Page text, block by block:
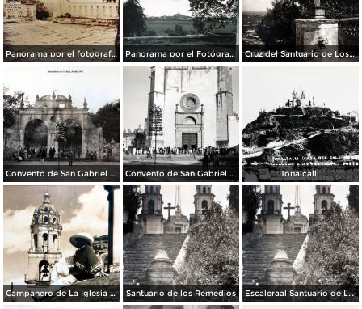
Panorama por el fotografo Hugo Brehme. Panorama por el Fotógrafo Hugo Brehme. Cruz del Santuario de Los Remedios.
Convento de San Gabriel Alrededores de Cholula, Puebla 1947 Convento de San Gabriel Alrededores de Cholula, Puebla 1947 Tonalcalli.
Campanero de La Iglesia de Cholula. ( Circulada el 21 de Noviembre de 1935 ). Santuario de los Remedios Escaleraal Santuario de Los Remedios